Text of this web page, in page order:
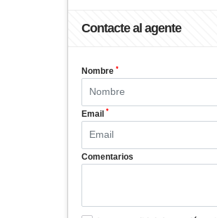
Contacte al agente
Nombre *
Email *
Comentarios